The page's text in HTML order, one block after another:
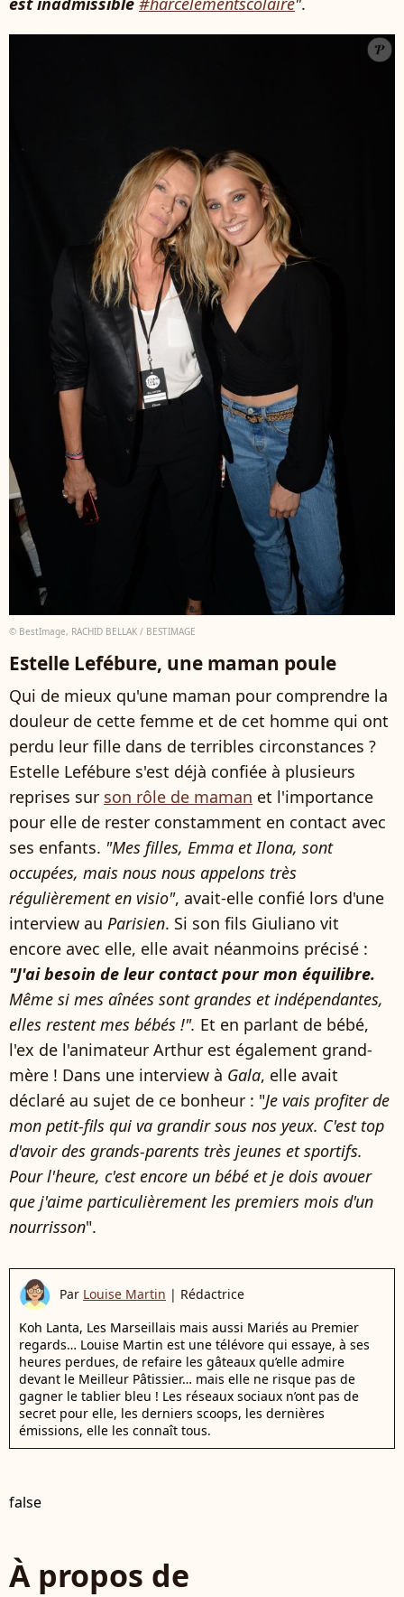
© BestImage, RACHID BELLAK / BESTIMAGE
Estelle Lefébure, une maman poule
Qui de mieux qu'une maman pour comprendre la
douleur de cette femme et de cet homme qui ont
perdu leur fille dans de terribles circonstances ?
Estelle Lefébure s'est déjà confiée à plusieurs
reprises sur son rôle de maman et l'importance
pour elle de rester constamment en contact avec
ses enfants. "Mes filles, Emma et Ilona, sont
occupées, mais nous nous appelons très
régulièrement en visio", avait-elle confié lors d'une
interview au Parisien. Si son fils Giuliano vit
encore avec elle, elle avait néanmoins précisé :
"J'ai besoin de leur contact pour mon équilibre.
Même si mes aînées sont grandes et indépendantes,
elles restent mes bébés !". Et en parlant de bébé,
l'ex de l'animateur Arthur est également grand-
mère ! Dans une interview à Gala, elle avait
déclaré au sujet de ce bonheur : "Je vais profiter de
mon petit-fils qui va grandir sous nos yeux. C'est top
d'avoir des grands-parents très jeunes et sportifs.
Pour l'heure, c'est encore un bébé et je dois avouer
que j'aime particulièrement les premiers mois d'un
nourrisson".
Par Louise Martin | Rédactrice
Koh Lanta, Les Marseillais mais aussi Mariés au Premier
regards… Louise Martin est une télévore qui essaye, à ses
heures perdues, de refaire les gâteaux qu’elle admire
devant le Meilleur Pâtissier… mais elle ne risque pas de
gagner le tablier bleu ! Les réseaux sociaux n’ont pas de
secret pour elle, les derniers scoops, les dernières
émissions, elle les connaît tous.
false
À propos de